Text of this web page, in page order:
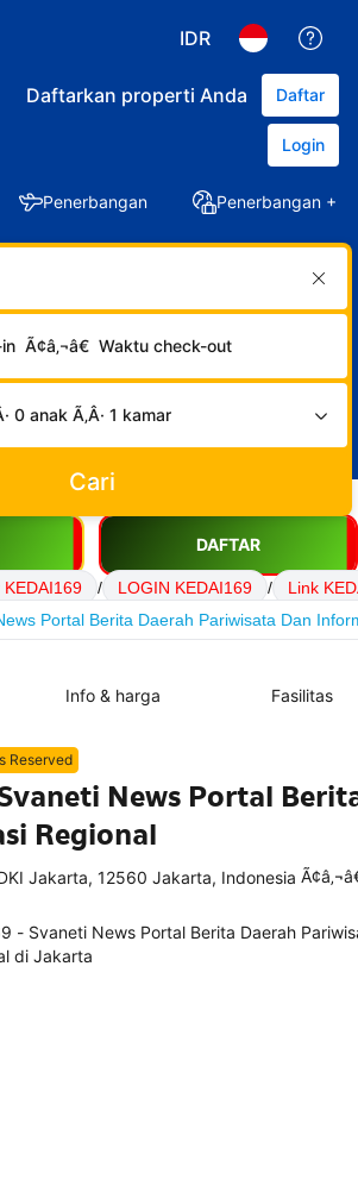
IDR
Daftarkan properti Anda Daftar
Login
Penerbangan Penerbangan +
Ã¢â‚¬â€ Waktu check-out
0 anak Ã‚Â· 1 kamar
Cari
DAFTAR
KEDAI169 / LOGIN KEDAI169 /
Link
Portal Berita Daerah Pariwisata Dan
Info & harga Fasilitas
Reserved
News Portal
Regional
Jakarta, 12560 Jakarta, Indonesia